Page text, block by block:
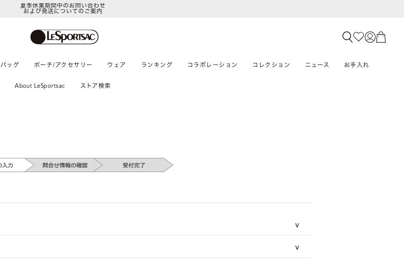
夏季休業期間中のお問い合わせ
および発送についてのご案内
バッグ ポーチ/アクセサリー ウェア ランキング コラボレーション コレクション ニュース お手入れ
About LeSportsac ストア検索